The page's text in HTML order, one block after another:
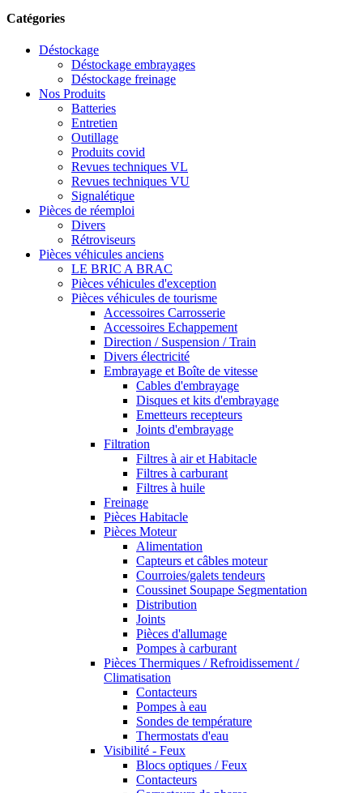
Catégories
Déstockage
Déstockage embrayages
Déstockage freinage
Nos Produits
Batteries
Entretien
Outillage
Produits covid
Revues techniques VL
Revues techniques VU
Signalétique
Pièces de réemploi
Divers
Rétroviseurs
Pièces véhicules anciens
LE BRIC A BRAC
Pièces véhicules d'exception
Pièces véhicules de tourisme
Accessoires Carrosserie
Accessoires Echappement
Direction / Suspension / Train
Divers électricité
Embrayage et Boîte de vitesse
Cables d'embrayage
Disques et kits d'embrayage
Emetteurs recepteurs
Joints d'embrayage
Filtration
Filtres à air et Habitacle
Filtres à carburant
Filtres à huile
Freinage
Pièces Habitacle
Pièces Moteur
Alimentation
Capteurs et câbles moteur
Courroies/galets tendeurs
Coussinet Soupape Segmentation
Distribution
Joints
Pièces d'allumage
Pompes à carburant
Pièces Thermiques / Refroidissement /
Climatisation
Contacteurs
Pompes à eau
Sondes de température
Thermostats d'eau
Visibilité - Feux
Blocs optiques / Feux
Contacteurs